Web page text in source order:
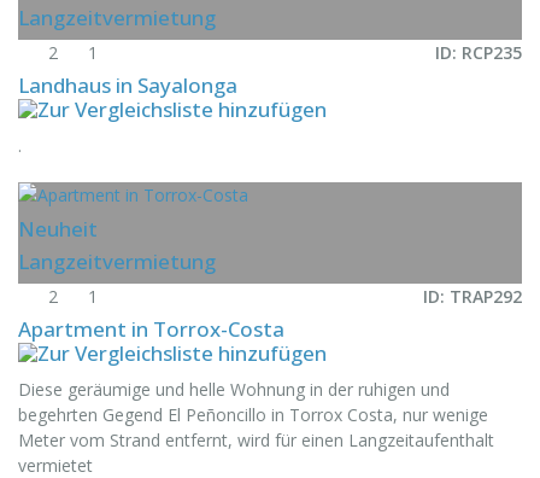
Langzeitvermietung
2 1 ID: RCP235
Landhaus in Sayalonga
.
Neuheit
Langzeitvermietung
2 1 ID: TRAP292
Apartment in Torrox-Costa
Diese geräumige und helle Wohnung in der ruhigen und
begehrten Gegend El Peñoncillo in Torrox Costa, nur wenige
Meter vom Strand entfernt, wird für einen Langzeitaufenthalt
vermietet